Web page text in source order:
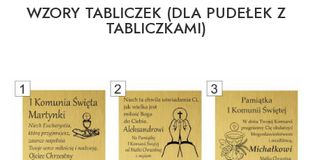
WZORY TABLICZEK (DLA PUDEŁEK Z
TABLICZKAMI)